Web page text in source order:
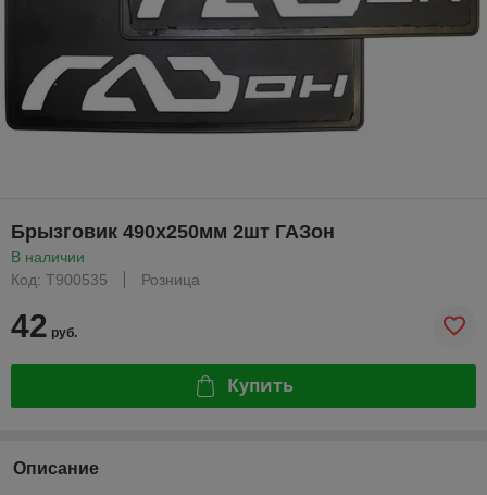
Брызговик 490x250мм 2шт ГАЗон
В наличии
Код: T900535
Розница
42 руб.
Купить
Описание